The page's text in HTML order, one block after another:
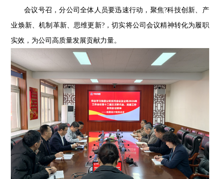
会议号召，分公司全体人员要迅速行动，聚焦?科技创新、产
业焕新、机制革新、思维更新?，切实将公司会议精神转化为履职
实效，为公司高质量发展贡献力量。